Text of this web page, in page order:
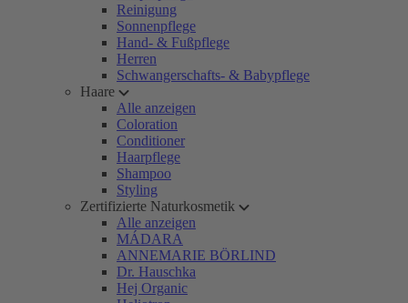
Reinigung
Sonnenpflege
Hand- & Fußpflege
Herren
Schwangerschafts- & Babypflege
Haare
Alle anzeigen
Coloration
Conditioner
Haarpflege
Shampoo
Styling
Zertifizierte Naturkosmetik
Alle anzeigen
MÁDARA
ANNEMARIE BÖRLIND
Dr. Hauschka
Hej Organic